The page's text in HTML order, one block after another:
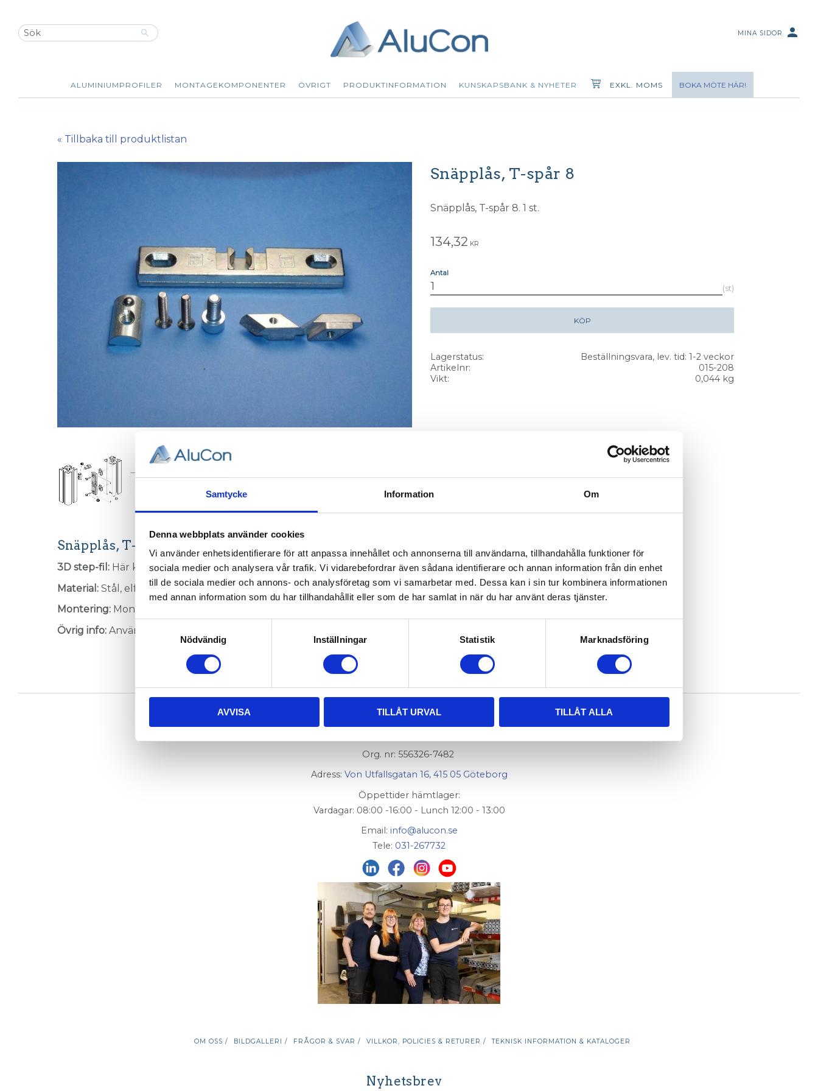
Samtycke Information Om
Denna webbplats använder cookies
Vi använder enhetsidentifierare för att anpassa innehållet och annonserna till användarna, tillhandahålla funktioner för
sociala medier och analysera vår trafik. Vi vidarebefordrar även sådana identifierare och annan information från din enhet
till de sociala medier och annons- och analysföretag som vi samarbetar med. Dessa kan i sin tur kombinera informationen
med annan information som du har tillhandahållit eller som de har samlat in när du har använt deras tjänster.
Nödvändig
Inställningar Statistik Marknadsföring
AVVISA TILLÅT URVAL TILLÅT ALLA
MINA SIDOR person
ALUMINIUMPROFILER MONTAGEKOMPONENTER ÖVRIGT PRODUKTINFORMATION KUNSKAPSBANK & NYHETER EXKL. MOMS BOKA MÖTE HÄR!
« Tillbaka till produktlistan
Snäpplås, T-spår 8
Snäpplås, T-spår 8. 1 st.
134,32 KR
Antal
st
KÖP
Lagerstatus
Beställningsvara, lev. tid: 1-2 veckor
Artikelnr
015-208
Vikt
0,044 kg
Snäpplås, T-spår 8.
3D step-fil: Här kan du hämta en 3D step-fil 015-208
Material:Stål, elförzinkat.
Montering: Monteringsdetaljer ingår
Övrig info: Används till profiler med T-Spår 8, snäpplås som håller dörren stängd.
Org. nr: 556326-7482
Adress: Von Utfallsgatan 16, 415 05 Göteborg
Öppettider hämtlager:
Vardagar: 08:00 -16:00 - Lunch 12:00 - 13:00
Email: info@alucon.se
Tele: 031-267732
OM OSS / BILDGALLERI / FRÅGOR & SVAR / VILLKOR, POLICIES & RETURER / TEKNISK INFORMATION & KATALOGER
Nyhetsbrev